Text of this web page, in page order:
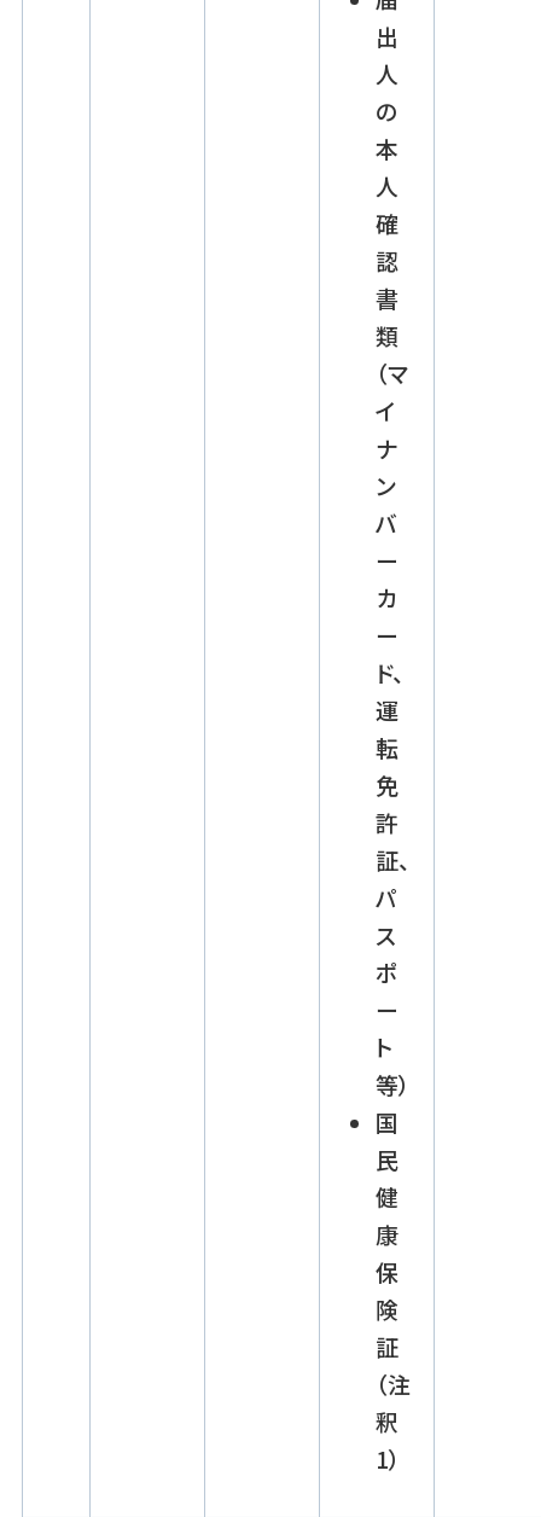
出
人
の
本
人
確
認
書
類
（マ
イ
ナ
ン
バ
ー
カ
ー
ド、
運
転
免
許
証、
パ
ス
ポ
ー
ト
等）
国
民
健
康
保
険
証
（注
釈
1）